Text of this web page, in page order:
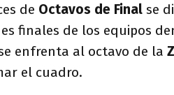
de Octavos de Final se
finales de los equipos
enfrenta al octavo de la
el cuadro.